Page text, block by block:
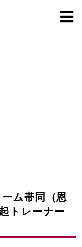
ム帯同（恩
トレーナー